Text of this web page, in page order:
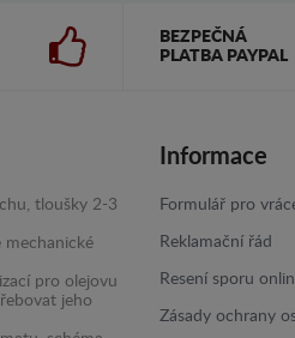
BEZPEČNÁ
PLATBA PAYPAL
tloušky 2-3
mechanické
pro olejovu
jeho
Informace
Formulář pro
Reklamační řád
Resení sporu
Zásady ochrany